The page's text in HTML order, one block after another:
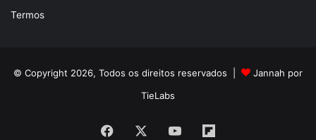
Termos
© Copyright 2026, Todos os direitos reservados |
Jannah por
TieLabs
Facebook YouTube